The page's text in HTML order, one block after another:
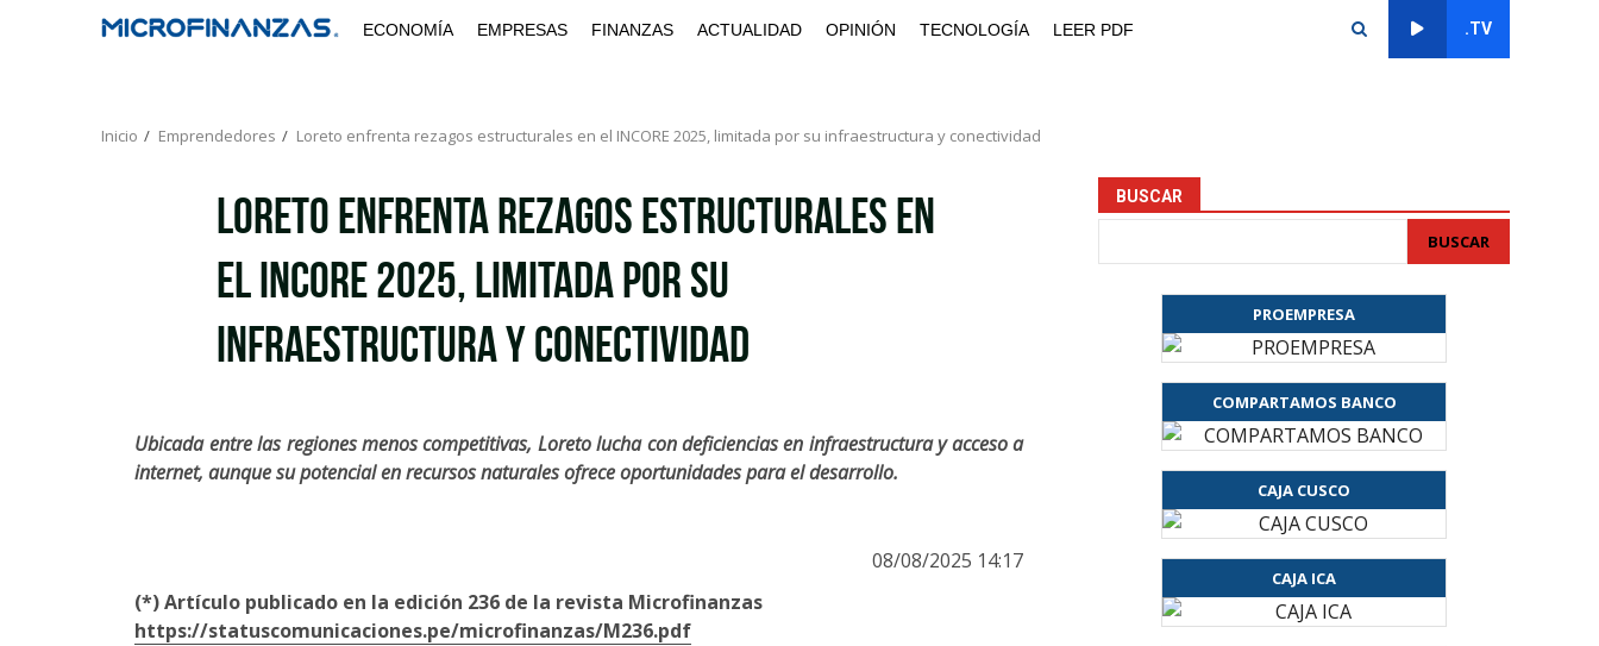
ECONOMÍA EMPRESAS FINANZAS ACTUALIDAD OPINIÓN TECNOLOGÍA LEER PDF .TV
Inicio Emprendedores Loreto enfrenta rezagos estructurales en el INCORE 2025, limitada por su infraestructura y conectividad
Loreto enfrenta rezagos estructurales en
el INCORE 2025, limitada por su
infraestructura y conectividad
Ubicada entre las regiones menos competitivas, Loreto lucha con deficiencias en infraestructura y acceso a
internet, aunque su potencial en recursos naturales ofrece oportunidades para el desarrollo.
08/08/2025 14:17
(*) Artículo publicado en la edición 236 de la revista Microfinanzas
https://statuscomunicaciones.pe/microfinanzas/M236.pdf
BUSCAR
BUSCAR
PROEMPRESA
COMPARTAMOS BANCO
CAJA CUSCO
CAJA ICA